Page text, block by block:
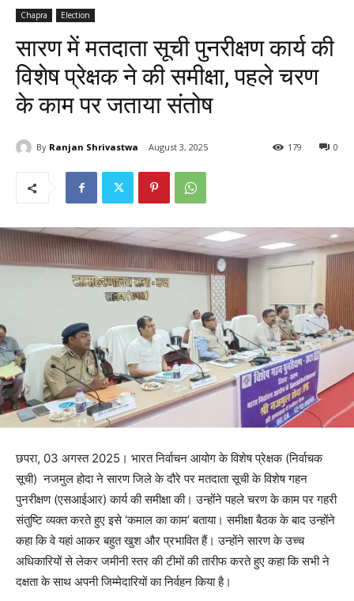
Chapra Election
सारण में मतदाता सूची पुनरीक्षण कार्य की
विशेष प्रेक्षक ने की समीक्षा, पहले चरण
के काम पर जताया संतोष
By Ranjan Shrivastwa August 3, 2025 0
179
छपरा, 03 अगस्त 2025। भारत निर्वाचन आयोग के विशेष प्रेक्षक (निर्वाचक
सूची) नजमुल होदा ने सारण जिले के दौरे पर मतदाता सूची के विशेष गहन
पुनरीक्षण (एसआईआर) कार्य की समीक्षा की। उन्होंने पहले चरण के काम पर गहरी
संतुष्टि व्यक्त करते हुए इसे ‘कमाल का काम’ बताया। समीक्षा बैठक के बाद उन्होंने
कहा कि वे यहां आकर बहुत खुश और प्रभावित हैं। उन्होंने सारण के उच्च
अधिकारियों से लेकर जमीनी स्तर की टीमों की तारीफ करते हुए कहा कि सभी ने
दक्षता के साथ अपनी जिम्मेदारियों का निर्वहन किया है।